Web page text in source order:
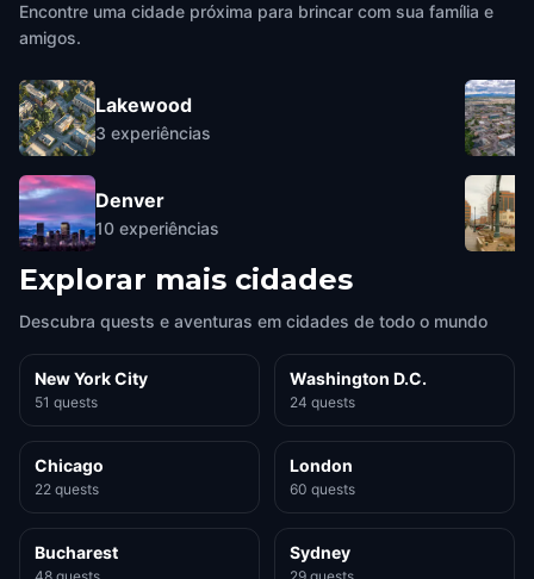
Encontre uma cidade próxima para brincar com sua família e
amigos.
Lakewood
3 experiências
Denver
10 experiências
Explorar mais cidades
Descubra quests e aventuras em cidades de todo o mundo
New York City
51 quests
Washington D.C.
24 quests
Chicago
22 quests
London
60 quests
Bucharest Sydney